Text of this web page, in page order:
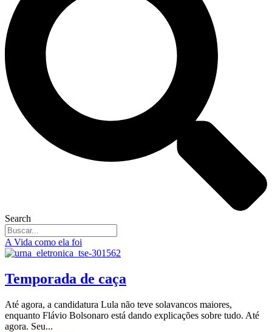
Search
A Vida como ela foi
Temporada de caça
Até agora, a candidatura Lula não teve solavancos maiores,
enquanto Flávio Bolsonaro está dando explicações sobre tudo. Até
agora. Seu...